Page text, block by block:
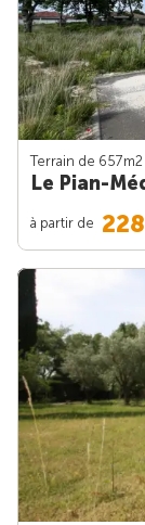
Terrain de 657m2
Le Pian-
à partir de